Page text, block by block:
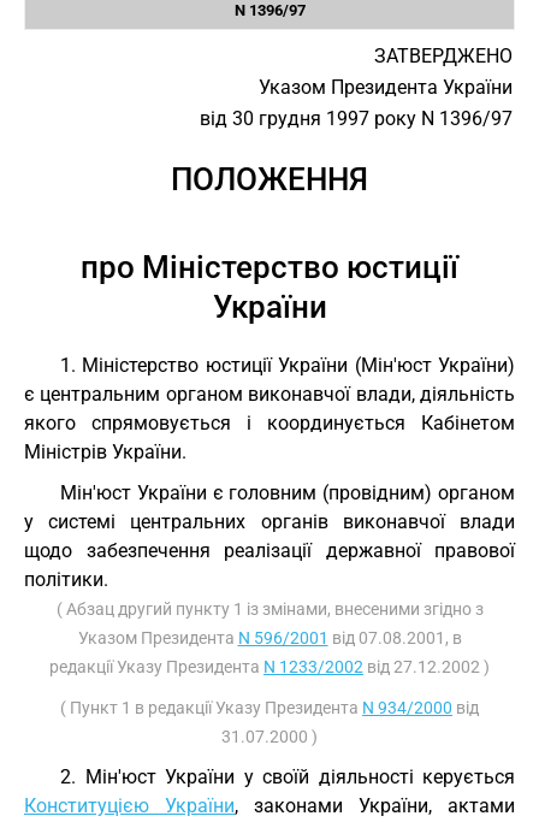
N 1396/97
ЗАТВЕРДЖЕНО
Указом Президента України
від 30 грудня 1997 року N 1396/97
ПОЛОЖЕННЯ
про Міністерство юстиції
України
1. Міністерство юстиції України (Мін'юст України)
є центральним органом виконавчої влади, діяльність
якого спрямовується і координується Кабінетом
Міністрів України.
Мін'юст України є головним (провідним) органом
у системі центральних органів виконавчої влади
щодо забезпечення реалізації державної правової
політики.
( Абзац другий пункту 1 із змінами, внесеними згідно з
Указом Президента N 596/2001 від 07.08.2001, в
редакції Указу Президента N 1233/2002 від 27.12.2002 )
( Пункт 1 в редакції Указу Президента N 934/2000 від
31.07.2000 )
2. Мін'юст України у своїй діяльності керується
Конституцією України, законами України, актами